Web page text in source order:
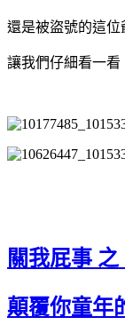
還是被盜號的這
讓我們仔細看一看
關我屁事
顛覆你童年